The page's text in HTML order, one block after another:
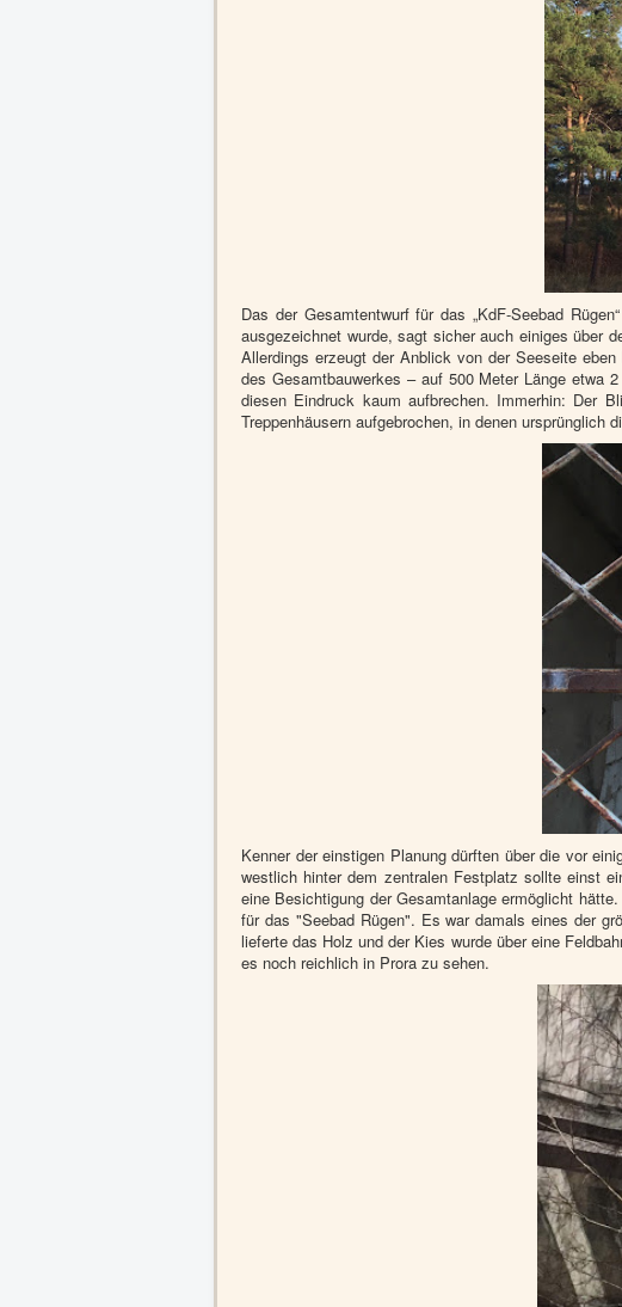
Das der Gesamtentwurf für das „KdF-Seebad
ausgezeichnet wurde, sagt sicher auch einiges über
Allerdings erzeugt der Anblick von der Seeseite
des Gesamtbauwerkes – auf 500 Meter Länge etwa
diesen Eindruck kaum aufbrechen. Immerhin: Der
Treppenhäusern aufgebrochen, in denen ursprünglich
Kenner der einstigen Planung dürften über die vor
westlich hinter dem zentralen Festplatz sollte einst
eine Besichtigung der Gesamtanlage ermöglicht
für das "Seebad Rügen". Es war damals eines der
lieferte das Holz und der Kies wurde über eine
es noch reichlich in Prora zu sehen.